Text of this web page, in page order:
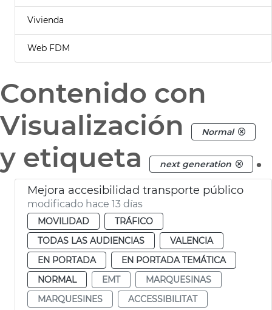
Vivienda
Web FDM
Contenido con
Visualización
Normal
y etiqueta next generation .
Mejora accesibilidad transporte público
modificado hace 13 días
MOVILIDAD
TRÁFICO
TODAS LAS AUDIENCIAS
VALENCIA
EN PORTADA
EN PORTADA TEMÁTICA
NORMAL
EMT
MARQUESINAS
MARQUESINES
ACCESSIBILITAT